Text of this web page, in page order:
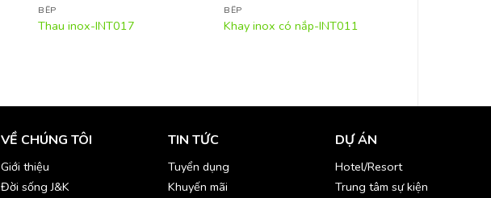
BẾP
Thau inox-INT017
BẾP
Khay inox có nắp-INT011
VỀ CHÚNG TÔI
Giới thiệu
Đời sống J&K
TIN TỨC
Tuyển dụng
Khuyến mãi
DỰ ÁN
Hotel/Resort
Trung tâm sự kiện